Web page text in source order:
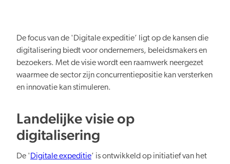
Organiserend vermogen
Nederland overal aantrekkelijk
De focus van de 'Digitale expeditie’ ligt op de kansen die
digitalisering biedt voor ondernemers, beleidsmakers en
bezoekers. Met de visie wordt een raamwerk neergezet
waarmee de sector zijn concurrentiepositie kan versterken
en innovatie kan stimuleren.
Landelijke visie op
digitalisering
De 'Digitale expeditie’ is ontwikkeld op initiatief van het